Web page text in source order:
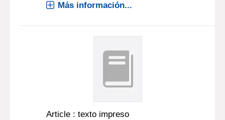
Más información...
Article : texto impreso